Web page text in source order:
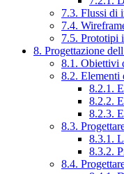
7.3. Flussi di
7.4.
7.5. Prototipi
8. Progettazione
8.1. Obiettivi
8.2. Elementi
8.2.1.
8.2.2.
8.2.3.
8.3.
8.3.1.
8.3.2.
8.4.